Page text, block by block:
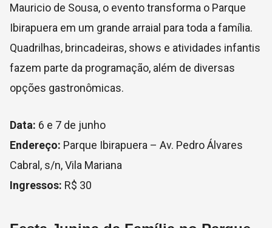
Mauricio de Sousa, o evento transforma o Parque
Ibirapuera em um grande arraial para toda a família.
Quadrilhas, brincadeiras, shows e atividades infantis
fazem parte da programação, além de diversas
opções gastronômicas.
Data: 6 e 7 de junho
Endereço: Parque Ibirapuera – Av. Pedro Álvares
Cabral, s/n, Vila Mariana
Ingressos: R$ 30